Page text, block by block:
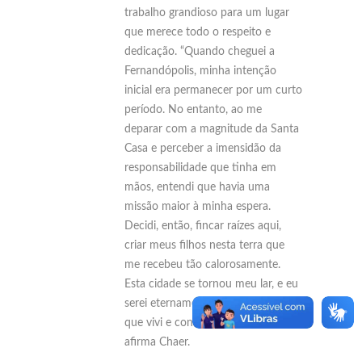
trabalho grandioso para um lugar
que merece todo o respeito e
dedicação. “Quando cheguei a
Fernandópolis, minha intenção
inicial era permanecer por um curto
período. No entanto, ao me
deparar com a magnitude da Santa
Casa e perceber a imensidão da
responsabilidade que tinha em
mãos, entendi que havia uma
missão maior à minha espera.
Decidi, então, fincar raízes aqui,
criar meus filhos nesta terra que
me recebeu tão calorosamente.
Esta cidade se tornou meu lar, e eu
serei eternamente grato por tudo
que vivi e construí e construo aqui”,
afirma Chaer.